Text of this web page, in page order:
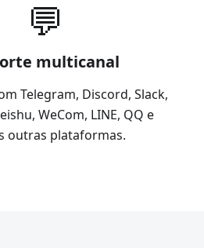
💬
multicanal
Telegram, Discord, Slack,
WeCom, LINE, QQ e
outras plataformas.